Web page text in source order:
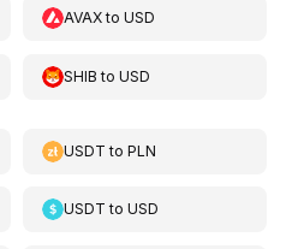
AVAXtoUSD
SHIB toUSD
USDT toPLN
USDT toUSD